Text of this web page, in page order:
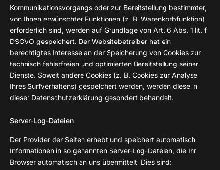
Kommunikationsvorgangs oder zur Bereitstellung bestimmter,
von Ihnen erwünschter Funktionen (z. B. Warenkorbfunktion)
erforderlich sind, werden auf Grundlage von Art. 6 Abs. 1 lit. f
DSGVO gespeichert. Der Websitebetreiber hat ein
berechtigtes Interesse an der Speicherung von Cookies zur
technisch fehlerfreien und optimierten Bereitstellung seiner
Dienste. Soweit andere Cookies (z. B. Cookies zur Analyse
Ihres Surfverhaltens) gespeichert werden, werden diese in
dieser Datenschutzerklärung gesondert behandelt.
Server-Log-Dateien
Der Provider der Seiten erhebt und speichert automatisch
Informationen in so genannten Server-Log-Dateien, die Ihr
Browser automatisch an uns übermittelt. Dies sind: